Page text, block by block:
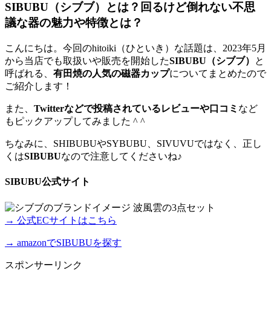
SIBUBU（シブブ）とは？回るけど倒れない不思
議な器の魅力や特徴とは？
こんにちは。今回のhitoiki（ひといき）な話題は、2023年5月
から当店でも取扱いや販売を開始したSIBUBU（シブブ）
と
呼ばれる、 有田焼の人気の磁器カップについてまとめたので
ご紹介します！
また、 Twitterなどで投稿されているレビューや口コミ など
もピックアップしてみました ^ ^
ちなみに、SHIBUBUやSYBUBU、SIVUVUではなく、正し
くはSIBUBUなので注意してくださいね♪
SIBUBU公式サイト
→ 公式ECサイトはこちら
→ amazonでSIBUBUを探す
スポンサーリンク